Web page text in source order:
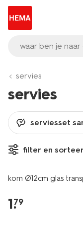
waar ben je
servies
servies
serviesset
filter en sorteer
kom Ø12cm glas
1.
79